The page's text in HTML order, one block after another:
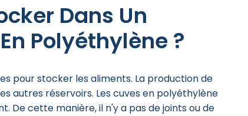
Dans Un
Polyéthylène ?
pour stocker les aliments. La production de
autres réservoirs. Les cuves en polyéthylène
De cette manière, il n'y a pas de joints ou de